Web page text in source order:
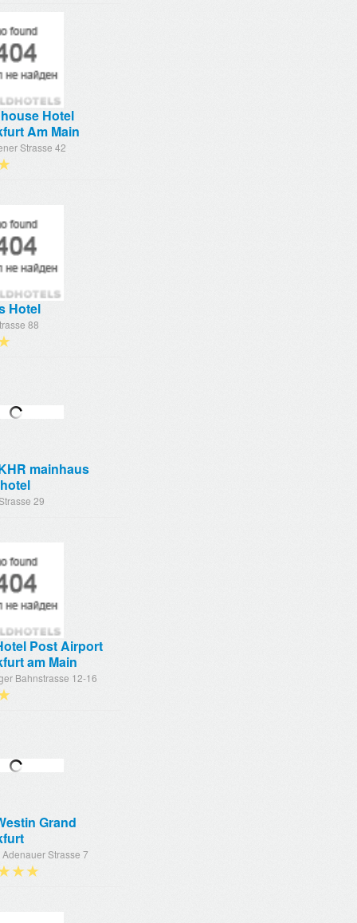
Hotel
Am Main
Strasse 42
Hotel
88
mainhaus
29
Post Airport
am Main
Bahnstrasse 12-16
Grand
Strasse 7